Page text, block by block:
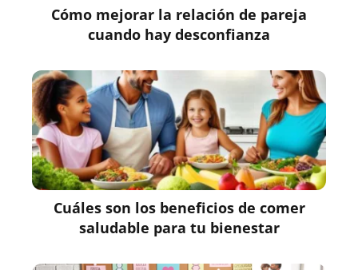
Cómo mejorar la relación de pareja
cuando hay desconfianza
Cuáles son los beneficios de comer
saludable para tu bienestar